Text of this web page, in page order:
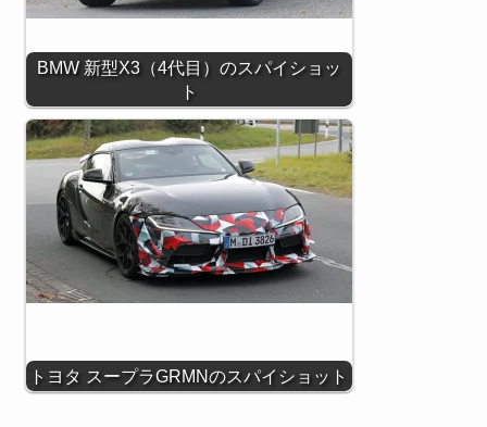
BMW 新型X3（4代目）のスパイショッ
ト
トヨタ スープラGRMNのスパイショット